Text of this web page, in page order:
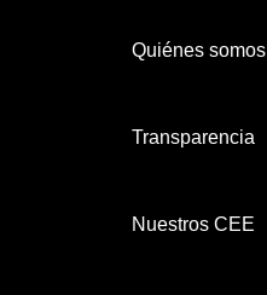
Quiénes somos
Transparencia
Nuestros CEE